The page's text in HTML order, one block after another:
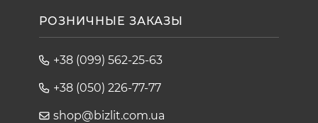
РОЗНИЧНЫЕ ЗАКАЗЫ
+38 (099) 562-25-63
+38 (050) 226-77-77
shop@bizlit.com.ua